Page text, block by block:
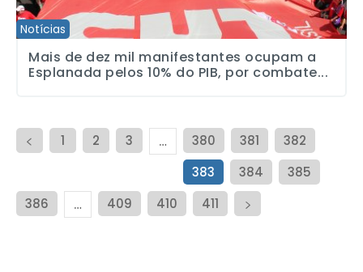
Notícias
Mais de dez mil manifestantes ocupam a
Esplanada pelos 10% do PIB, por combate...
1 2 3 … 380 381
382
383
384
385
386
… 409 410 411